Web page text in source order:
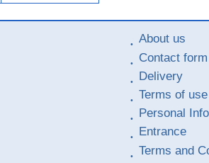
About us
Contact form
Delivery
Terms of use
Personal
Entrance
Terms and